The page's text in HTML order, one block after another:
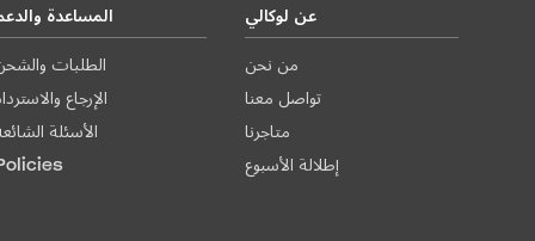
المساعدة
الطلبات
الإرجاع
الأسئلة
عن لوكالي
من نحن
تواصل معنا
متاجرنا
إطلالة الأسبوع